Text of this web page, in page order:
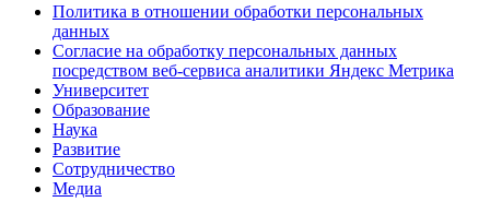
Политика в отношении обработки персональных
данных
Согласие на обработку персональных данных
посредством веб-сервиса аналитики Яндекс Метрика
Университет
Образование
Наука
Развитие
Сотрудничество
Медиа